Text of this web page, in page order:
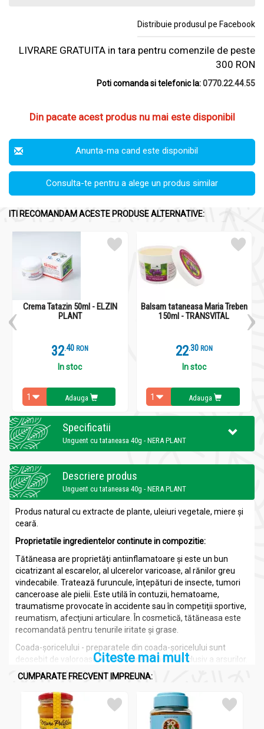
Distribuie produsul pe Facebook
LIVRARE GRATUITA in tara pentru comenzile de peste
300 RON
Poti comanda si telefonic la:0770.22.44.55
Din pacate acest produs nu mai este disponibil
Anunta-ma cand este disponibil
Consulta-te pentru a alege un produs similar
ITI RECOMANDAM ACESTE PRODUSE ALTERNATIVE:
Crema Tatazin 50ml - ELZIN
PLANT
32.4 RON
In stoc
Adauga
Balsam tataneasa Maria Treben
150ml - TRANSVITAL
22.3 RON
In stoc
Adauga
Specificatii
Unguent cu tataneasa 40g - NERA PLANT
Descriere produs
Unguent cu tataneasa 40g - NERA PLANT
Produs natural cu extracte de plante, uleiuri vegetale, miere şi
ceară.
Proprietatileingredientelor continute in compozitie:
Tătăneasa are proprietăţi antiinflamatoare şi este un bun
cicatrizant al escarelor, al ulcerelor varicoase, al rănilor greu
vindecabile. Tratează furuncule, înţepături de insecte, tumori
canceroase ale pielii. Este utilă în contuzii, hematoame,
traumatisme provocate în accidente sau în competiţii sportive,
reumatism, afecţiuni articulare. În cosmetică, tătăneasa este
recomandată pentru tenurile iritate şi grase.
Coada-şoricelului - preparatele din coada-șoricelului sunt
deosebit de valoroase în vindecarea plăgilor, inclusiv a arsurilor.
Planta este recomandată pentru eczeme, hemoroizi, alergii
Are efect calmant, tonic.
Coroniţa are proprietăţi antiinflamatorii. Este folosită în
tratamentul hemoroizilor.
Citeste mai mult
CUMPARATE FRECVENT IMPREUNA: